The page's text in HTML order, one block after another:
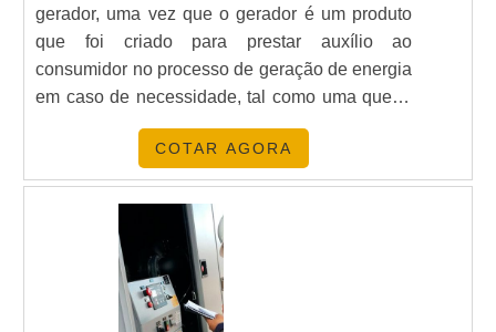
gerador, uma vez que o gerador é um produto
que foi criado para prestar auxílio ao
consumidor no processo de geração de energia
em caso de necessidade, tal como uma queda
de luz, por exemplo. No mercado, existem
diferentes tipos de geradores para diferentes
tipos de lugares e finalidades, uma vez que o
gerador é um dos produtos mais procurados no
mercado, devido ao seu fator preventivo.
Alguns dos lugares q.
COTAR AGORA